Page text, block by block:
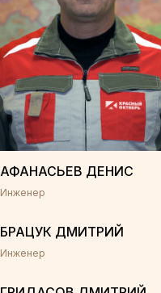
АФАНАСЬЕВ ДЕНИС
Инженер
БРАЦУК ДМИТРИЙ
Инженер